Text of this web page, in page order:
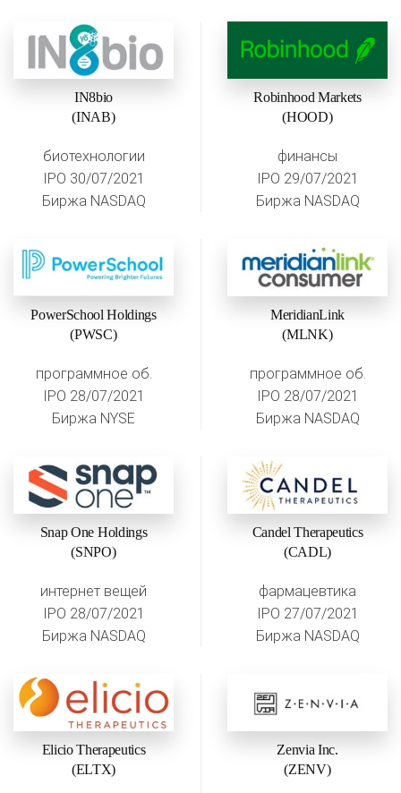
IN8bio
(INAB)
биотехнологии
IPO 30/07/2021
Биржа NASDAQ
Robinhood Markets
(HOOD)
финансы
IPO 29/07/2021
Биржа NASDAQ
PowerSchool Holdings
(PWSC)
программное об.
IPO 28/07/2021
Биржа NYSE
MeridianLink
(MLNK)
программное об.
IPO 28/07/2021
Биржа NASDAQ
Snap One Holdings
(SNPO)
интернет вещей
IPO 28/07/2021
Биржа NASDAQ
Candel Therapeutics
(CADL)
фармацевтика
IPO 27/07/2021
Биржа NASDAQ
Elicio Therapeutics
(ELTX)
Zenvia Inc.
(ZENV)